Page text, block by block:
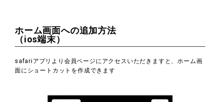
ホーム画面への追加方法
（ios端末）
safariアプリより会員ページにアクセスいただきますと、ホーム画
面にショートカットを作成できます